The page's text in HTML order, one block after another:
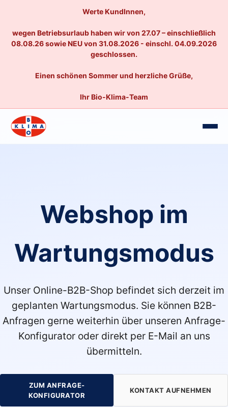
Werte KundInnen,
wegen Betriebsurlaub haben wir von 27.07 – einschließlich
08.08.26 sowie NEU von 31.08.2026 - einschl. 04.09.2026
geschlossen.
Einen schönen Sommer und herzliche Grüße,
Ihr Bio-Klima-Team
Webshop im
Wartungsmodus
Unser Online-B2B-Shop befindet sich derzeit im
geplanten Wartungsmodus. Sie können B2B-
Anfragen gerne weiterhin über unseren Anfrage-
Konfigurator oder direkt per E-Mail an uns
übermitteln.
ZUM ANFRAGE-
KONFIGURATOR
KONTAKT AUFNEHMEN